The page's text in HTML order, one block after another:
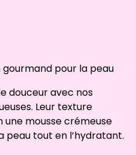
gourmand pour la peau
douceur avec nos
Leur texture
mousse crémeuse
tout en l’hydratant.